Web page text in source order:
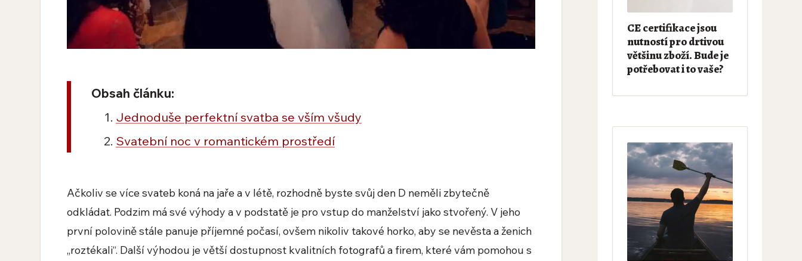
Obsah článku:
Jednoduše perfektní svatba se vším všudy
Svatební noc v romantickém prostředí
Ačkoliv se více svateb koná na jaře a v létě, rozhodně byste svůj den D neměli zbytečně
odkládat. Podzim má své výhody a v podstatě je pro vstup do manželství jako stvořený. V jeho
první polovině stále panuje příjemné počasí, ovšem nikoliv takové horko, aby se nevěsta a ženich
„roztékali“. Další výhodou je větší dostupnost kvalitních fotografů a firem, které vám pomohou s
CE certifikace jsou
nutností pro drtivou
většinu zboží. Bude je
potřebovat i to vaše?